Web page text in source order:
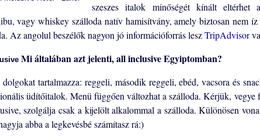
szeszes italok minőségét kínált eltérhet
vagy whiskey szálloda natív hamisítvány, amely biztosan nem íz
Az angolul beszélők nagyon jó információforrás leszTripAdvisor
Mi általában azt jelenti,all inclusiveEgyiptomban?
tartalmazza: reggeli, második reggeli, ebéd, vacsora és
üdítőitalok. Menü függően változhat a szálloda. Kérjük, vegye
szolgálja csak a kijelölt alkalommal a szálloda. Különösen
abba a legkevésbé számítasz rá:)